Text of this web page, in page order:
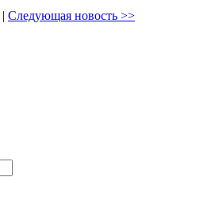
| Следующая новость >>